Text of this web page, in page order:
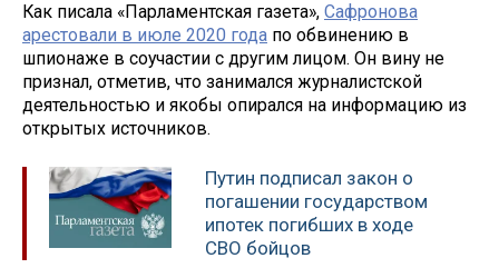
Как писала «Парламентская газета», Сафронова
арестовали в июле 2020 года по обвинению в
шпионаже в соучастии с другим лицом. Он вину не
признал, отметив, что занимался журналистской
деятельностью и якобы опирался на информацию из
открытых источников.
Путин подписал закон о
погашении государством
ипотек погибших в ходе
СВО бойцов